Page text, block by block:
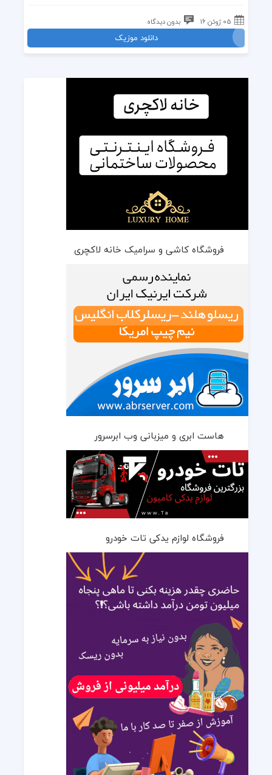
05 ژوئن 16 بدون دیدگاه
دانلود موزیک
فروشگاه کاشی و سرامیک خانه لاکچری
هاست ابری و میزبانی وب ابرسرور
فروشگاه لوازم یدکی تات خودرو